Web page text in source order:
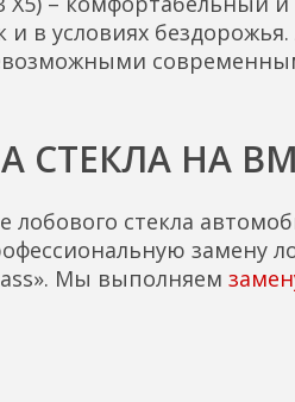
и в условиях
СТЕКЛА НА
лобового стекла
замену
Мы выполняем